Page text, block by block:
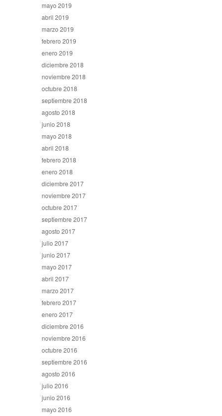
mayo 2019
abril 2019
marzo 2019
febrero 2019
enero 2019
diciembre 2018
noviembre 2018
octubre 2018
septiembre 2018
agosto 2018
junio 2018
mayo 2018
abril 2018
febrero 2018
enero 2018
diciembre 2017
noviembre 2017
octubre 2017
septiembre 2017
agosto 2017
julio 2017
junio 2017
mayo 2017
abril 2017
marzo 2017
febrero 2017
enero 2017
diciembre 2016
noviembre 2016
octubre 2016
septiembre 2016
agosto 2016
julio 2016
junio 2016
mayo 2016